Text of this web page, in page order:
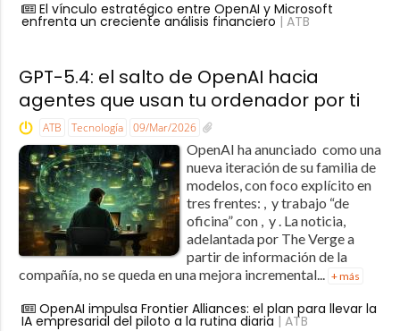
El vínculo estratégico entre OpenAI y Microsoft
enfrenta un creciente análisis financiero | ATB
GPT-5.4: el salto de OpenAI hacia
agentes que usan tu ordenador por ti
ATB Tecnología 09/Mar/2026
OpenAI ha anunciado como una
nueva iteración de su familia de
modelos, con foco explícito en
tres frentes: , y trabajo “de
oficina” con , y . La noticia,
adelantada por The Verge a
partir de información de la
compañía, no se queda en una mejora incremental...
+ más
OpenAI impulsa Frontier Alliances: el plan para llevar la
IA empresarial del piloto a la rutina diaria | ATB